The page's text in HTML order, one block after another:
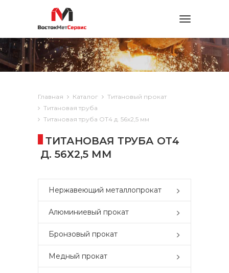
Toggle
Главная Каталог
Титановый прокат
Титановая труба
Титановая труба ОТ4 д. 56х2,5 мм
ТИТАНОВАЯ ТРУБА ОТ4
Д. 56Х2,5 ММ
Нержавеющий металлопрокат
Алюминиевый прокат
Бронзовый прокат
Медный прокат